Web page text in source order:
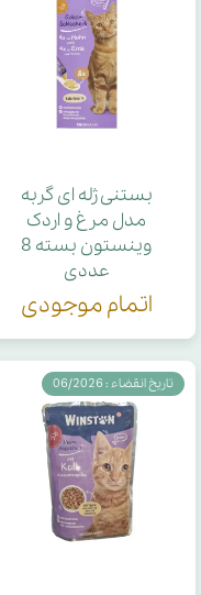
بستنی ژله ای گربه
مدل مرغ و اردک
وینستون بسته 8
عددی
اتمام موجودی
تاریخ انقضاء : 06/2026